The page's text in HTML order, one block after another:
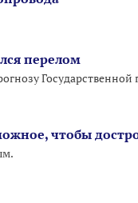
перелом
чтобы